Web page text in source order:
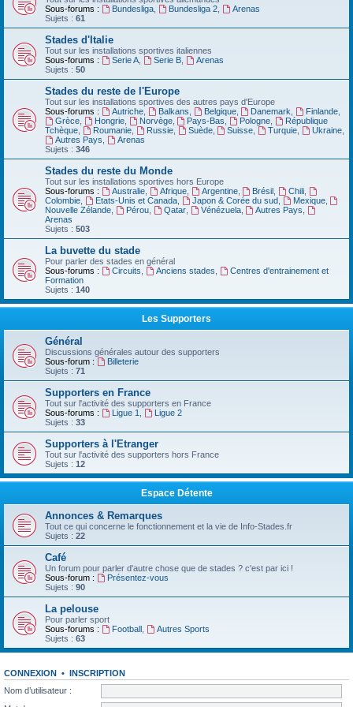
Sous-forums :
Bundesliga, Bundesliga 2,
Arenas
Sujets : 61
Stades d'Italie
Tout sur les installations sportives italiennes
Sous-forums :
Serie A, Serie B,
Arenas
Sujets : 50
Stades du reste de l'Europe
Tout sur les installations sportives des autres pays d'Europe
Sous-forums :
Autriche, Balkans Belgique, Danemark Finlande
Grèce, Hongrie, Norvège, Pays-Bas Pologne
République
Tchèque
Roumanie, Russie, Suède, Suisse Turquie Ukraine
Autres Pays
Arenas
Sujets : 346
Stades du reste du Monde
Tout sur les installations sportives hors Europe
Sous-forums :
Australie, Afrique, Argentine, Brésil Chili
Colombie
Etats-Unis et Canada, Japon & Corée du sud, Mexique,
Nouvelle Zélande
Pérou, Qatar, Vénézuela, Autres Pays
Arenas
Sujets : 503
La buvette du stade
Pour parler des stades en général
Sous-forums :
Circuits Anciens stades
Centres d'entrainement et
Formation
Sujets : 140
Les Supporters
Général
Discussions générales autour des supporters
Sous-forum :
Billeterie
Sujets : 71
Supporters en France
Tout sur l'activité des supporters en France
Sous-forums :
Ligue 1
Ligue 2
Sujets : 33
Supporters à l'Etranger
Tout sur l'activité des supporters hors France
Sujets : 12
Espace Détente
Annonces & Remarques
Tout ce qui concerne le fonctionnement et la vie de Info-Stades.fr
Sujets : 22
Café
Un forum pour parler d'autre chose que de stades ? c'est par ici !
Sous-forum :
Présentez-vous
Sujets : 90
La pelouse
Pour parler sport
Sous-forums :
Football,
Autres Sports
Sujets : 63
CONNEXION • INSCRIPTION
Nom d’utilisateur :